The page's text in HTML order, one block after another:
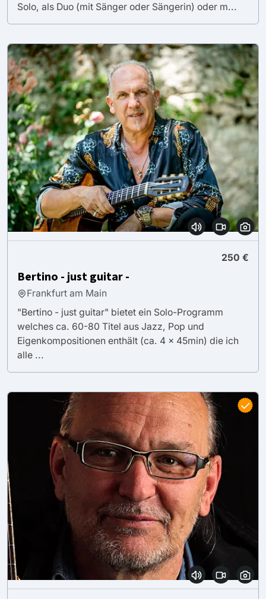
Solo, als Duo (mit Sänger oder Sängerin) oder m...
250 €
Bertino - just guitar -
Frankfurt am Main
"Bertino - just guitar" bietet ein Solo-Programm
welches ca. 60-80 Titel aus Jazz, Pop und
Eigenkompositionen enthält (ca. 4 x 45min) die ich
alle ...